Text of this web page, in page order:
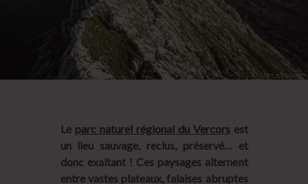
Le parc naturel régional du Vercorsest
un lieu sauvage, reclus, préservé… et
donc exaltant ! Ces paysages alternent
entre vastes plateaux, falaises abruptes